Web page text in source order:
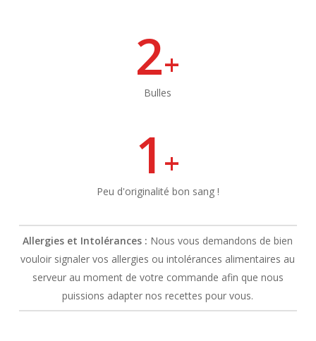
2+
Bulles
1 +
Peu d'originalité bon sang !
Allergies et Intolérances : Nous vous demandons de bien
vouloir signaler vos allergies ou intolérances alimentaires au
serveur au moment de votre commande afin que nous
puissions adapter nos recettes pour vous.